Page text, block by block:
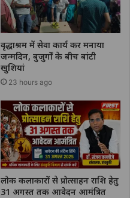
वृद्धाश्रम में सेवा कार्य कर मनाया
जन्मदिन, बुजुर्गों के बीच बांटी
खुशियां
23 hours ago
लोक कलाकारों से प्रोत्साहन राशि हेतु
31 अगस्त तक आवेदन आमंत्रित